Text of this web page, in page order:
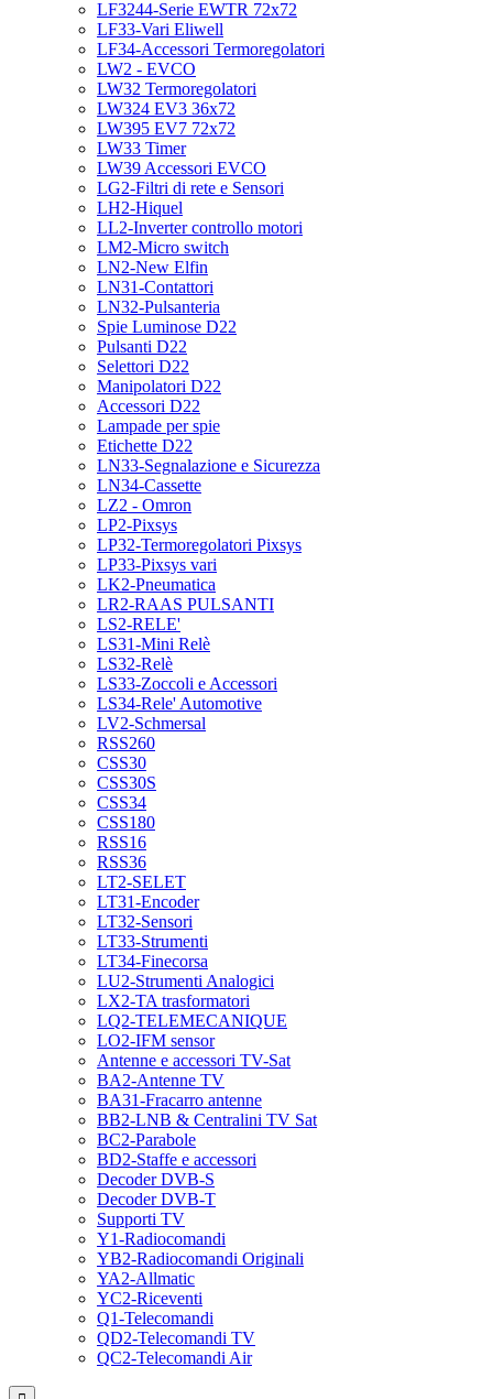
LF3244-Serie EWTR 72x72
LF33-Vari Eliwell
LF34-Accessori Termoregolatori
LW2 - EVCO
LW32 Termoregolatori
LW324 EV3 36x72
LW395 EV7 72x72
LW33 Timer
LW39 Accessori EVCO
LG2-Filtri di rete e Sensori
LH2-Hiquel
LL2-Inverter controllo motori
LM2-Micro switch
LN2-New Elfin
LN31-Contattori
LN32-Pulsanteria
Spie Luminose D22
Pulsanti D22
Selettori D22
Manipolatori D22
Accessori D22
Lampade per spie
Etichette D22
LN33-Segnalazione e Sicurezza
LN34-Cassette
LZ2 - Omron
LP2-Pixsys
LP32-Termoregolatori Pixsys
LP33-Pixsys vari
LK2-Pneumatica
LR2-RAAS PULSANTI
LS2-RELE'
LS31-Mini Relè
LS32-Relè
LS33-Zoccoli e Accessori
LS34-Rele' Automotive
LV2-Schmersal
RSS260
CSS30
CSS30S
CSS34
CSS180
RSS16
RSS36
LT2-SELET
LT31-Encoder
LT32-Sensori
LT33-Strumenti
LT34-Finecorsa
LU2-Strumenti Analogici
LX2-TA trasformatori
LQ2-TELEMECANIQUE
LO2-IFM sensor
Antenne e accessori TV-Sat
BA2-Antenne TV
BA31-Fracarro antenne
BB2-LNB & Centralini TV Sat
BC2-Parabole
BD2-Staffe e accessori
Decoder DVB-S
Decoder DVB-T
Supporti TV
Y1-Radiocomandi
YB2-Radiocomandi Originali
YA2-Allmatic
YC2-Riceventi
Q1-Telecomandi
QD2-Telecomandi TV
QC2-Telecomandi Air